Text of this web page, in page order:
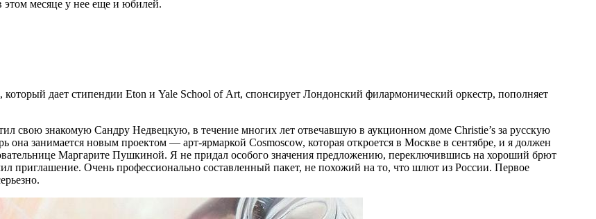
месяце у нее еще и юбилей.
дает стипендии Eton и Yale School of Art, спонсирует Лондонский филармонический оркестр, пополняет
свою знакомую Сандру Недвецкую, в течение многих лет отвечавшую в аукционном доме Christie’s за русскую
занимается новым проектом — арт-ярмаркой Cosmoscow, которая откроется в Москве в сентябре, и я должен
Маргарите Пушкиной. Я не придал особого значения предложению, переключившись на хороший брют
приглашение. Очень профессионально составленный пакет, не похожий на то, что шлют из России. Первое